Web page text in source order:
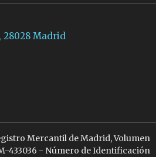
28028 Madrid
Mercantil de Madrid, Volumen
433036 - Número de Identificación